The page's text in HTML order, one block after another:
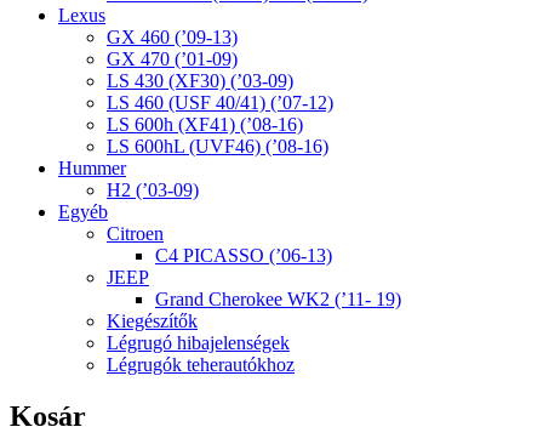
Lexus
GX 460 (’09-13)
GX 470 (’01-09)
LS 430 (XF30) (’03-09)
LS 460 (USF 40/41) (’07-12)
LS 600h (XF41) (’08-16)
LS 600hL (UVF46) (’08-16)
Hummer
H2 (’03-09)
Egyéb
Citroen
C4 PICASSO (’06-13)
JEEP
Grand Cherokee WK2 (’11- 19)
Kiegészítők
Légrugó hibajelenségek
Légrugók teherautókhoz
Kosár